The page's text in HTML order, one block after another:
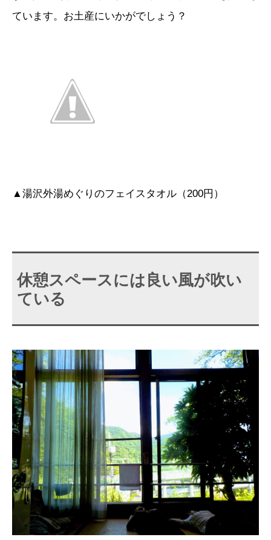
ています。お土産にいかがでしょう？
▲湯沢外湯めぐりのフェイスタオル（200円）
休憩スペースには良い風が吹い
ている